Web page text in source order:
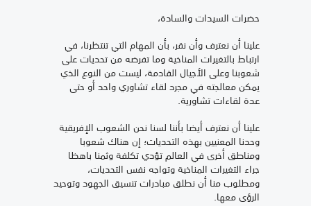
حضرات السيدات والسادة،
علينا أن نعترف وأن نقر، بأن المهام التي تنتظرنا، في
ارتباط بالتغيرات المناخية وما تفرضه من تحديات على
شعوبنا وعلى الأجيال القادمة، ليست من النوع الذي
يمكن معالجته في مجرد لقاء تشاوري واحد أو حتى
عدة لقاءات تشاورية.
علينا أن نعترف أيضا بأننا لسنا نحن الشعوب الإفريقية
وحدنا المعنيين بهذه التحديات؛ إن هناك شعوبا
ومناطق أخرى في العالم تؤدي تكلفة وثمنا باهظا
جراء التغيرات المناخية وتواجه نفس التحديات،
ومطلوب منا أن نطلق مبادرات تنسيق الجهود وتوحيد
الرؤى معها.